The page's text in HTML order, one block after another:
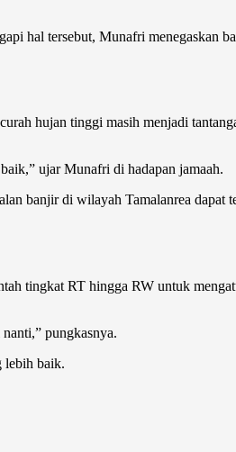
hal tersebut, Munafri menegaskan
hujan tinggi masih menjadi
ujar Munafri di hadapan jamaah.
banjir di wilayah Tamalanrea dapat
tingkat RT hingga RW untuk
pungkasnya.
lebih baik.